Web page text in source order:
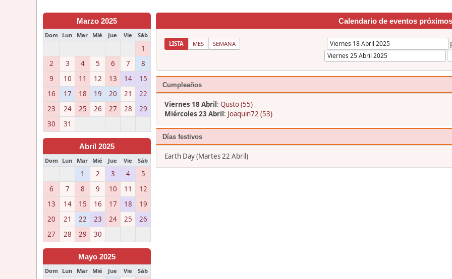
Marzo 2025
Dom Lun Mar Mié Jue Vie Sáb
1
2
3 4 5 6 7
8
9
10 11 12 13 14
15
16
17 18 19 20 21
22
23
24 25 26 27 28
29
30
31
Abril 2025
Dom Lun Mar Mié Jue Vie Sáb
1 2 3 4
5
6
7 8 9 10 11
12
13
14 15 16 17 18
19
20
21 22 23 24 25
26
27
28 29 30
Mayo 2025
Dom Lun Mar Mié Jue Vie Sáb
Calendario de eventos próximos
LISTA MES SEMANA
Cumpleaños
Viernes 18 Abril: Qusto (55)
Miércoles 23 Abril: Joaquin72 (53)
Días festivos
Earth Day (Martes 22 Abril)